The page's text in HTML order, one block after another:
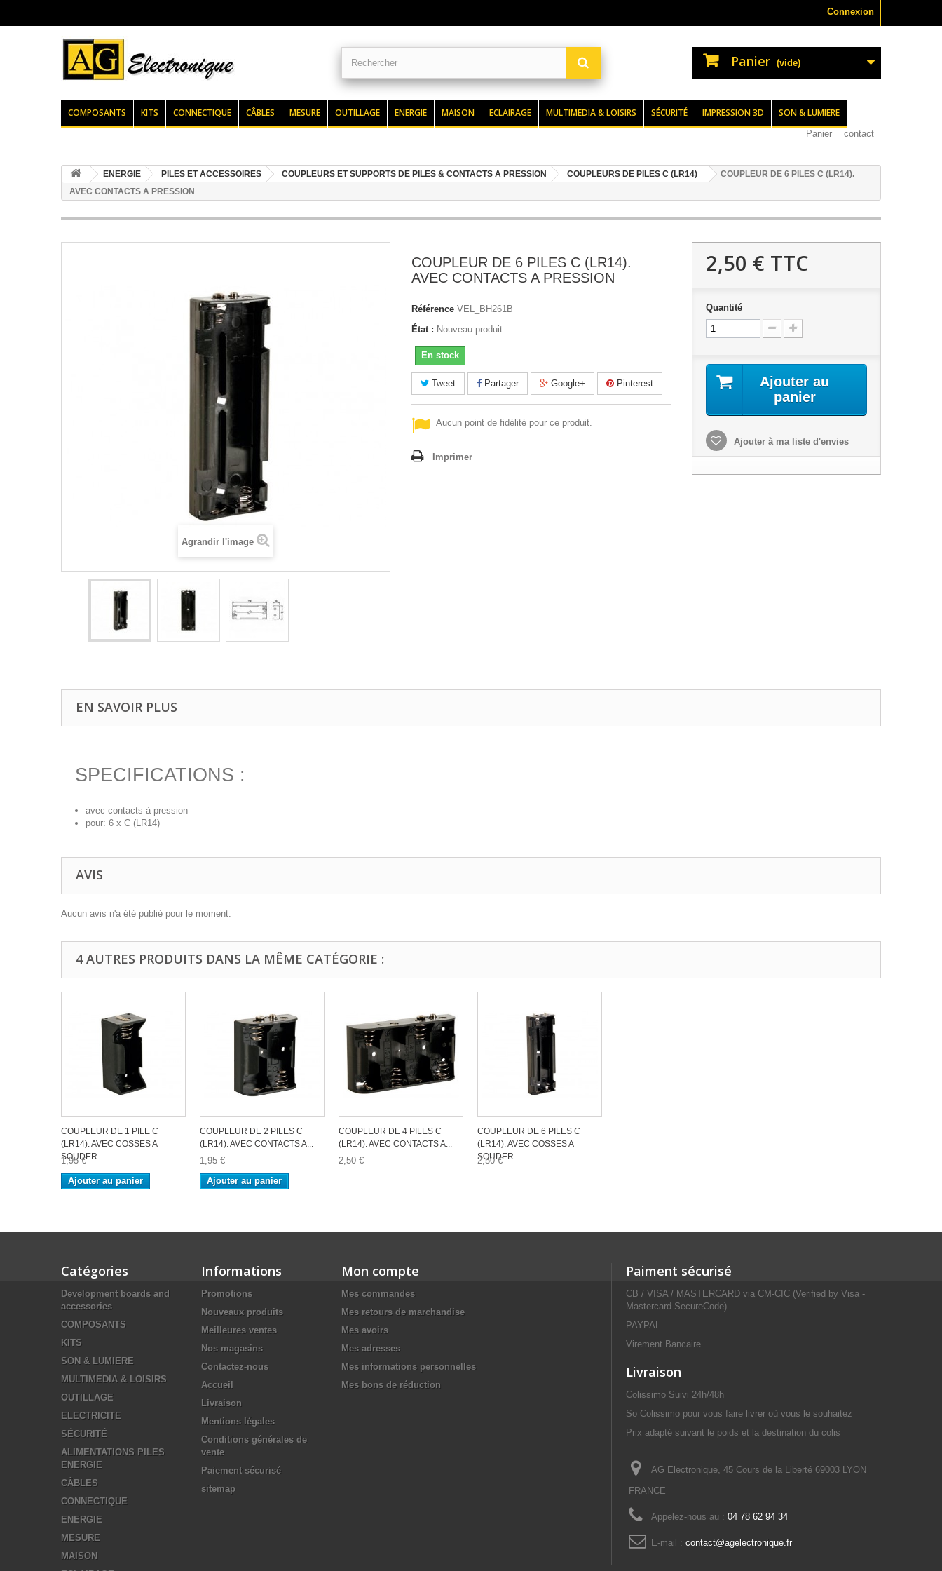
Connexion
Panier (vide)
COMPOSANTS KITS CONNECTIQUE CÂBLES MESURE OUTILLAGE ENERGIE MAISON ECLAIRAGE MULTIMEDIA & LOISIRS SÉCURITÉ IMPRESSION 3D SON & LUMIERE
Panier contact
ENERGIE PILES ET ACCESSOIRES COUPLEURS ET SUPPORTS DE PILES & CONTACTS A PRESSION COUPLEURS DE PILES C (LR14)
COUPLEUR DE 6 PILES C (LR14).
AVEC CONTACTS A PRESSION
Agrandir l'image
COUPLEUR DE 6 PILES C (LR14).
AVEC CONTACTS A PRESSION
Référence VEL_BH261B
État : Nouveau produit
En stock
Tweet Partager Google+ Pinterest
Aucun point de fidélité pour ce produit.
Imprimer
2,50 € TTC
Quantité
Ajouter au
panier
Ajouter à ma liste d'envies
EN SAVOIR PLUS
SPECIFICATIONS :
avec contacts à pression
pour: 6 x C (LR14)
AVIS
Aucun avis n'a été publié pour le moment.
4 AUTRES PRODUITS DANS LA MÊME CATÉGORIE :
COUPLEUR DE 1 PILE C
(LR14). AVEC COSSES A
SOUDER
1,95 €
Ajouter au panier
COUPLEUR DE 2 PILES C
(LR14). AVEC CONTACTS A...
1,95 €
Ajouter au panier
COUPLEUR DE 4 PILES C
(LR14). AVEC CONTACTS A...
2,50 €
COUPLEUR DE 6 PILES C
(LR14). AVEC COSSES A
SOUDER
2,50 €
Catégories
Development boards and
accessories
COMPOSANTS
KITS
SON & LUMIERE
MULTIMEDIA & LOISIRS
OUTILLAGE
ELECTRICITE
SÉCURITÉ
ALIMENTATIONS PILES
ENERGIE
CÂBLES
CONNECTIQUE
ENERGIE
MESURE
MAISON
Informations
Promotions
Nouveaux produits
Meilleures ventes
Nos magasins
Contactez-nous
Accueil
Livraison
Mentions légales
Conditions générales de
vente
Paiement sécurisé
sitemap
Mon compte
Mes commandes
Mes retours de marchandise
Mes avoirs
Mes adresses
Mes informations personnelles
Mes bons de réduction
Paiment sécurisé
CB / VISA / MASTERCARD via CM-CIC (Verified by Visa -
Mastercard SecureCode)
PAYPAL
Virement Bancaire
Livraison
Colissimo Suivi 24h/48h
So Colissimo pour vous faire livrer où vous le souhaitez
Prix adapté suivant le poids et la destination du colis
AG Electronique, 45 Cours de la Liberté 69003 LYON
FRANCE
Appelez-nous au : 04 78 62 94 34
E-mail : contact@agelectronique.fr